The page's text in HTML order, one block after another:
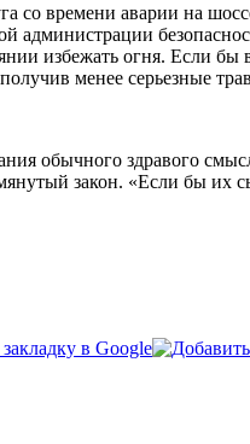
со времени аварии на
администрации
избежать огня. Если бы
менее серьезные
обычного здравого
закон. «Если бы